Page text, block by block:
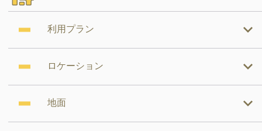
利用プラン
ロケーション
地面